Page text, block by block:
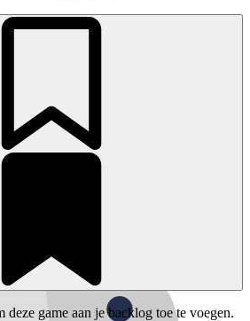
deze game aan je backlog toe te voegen.